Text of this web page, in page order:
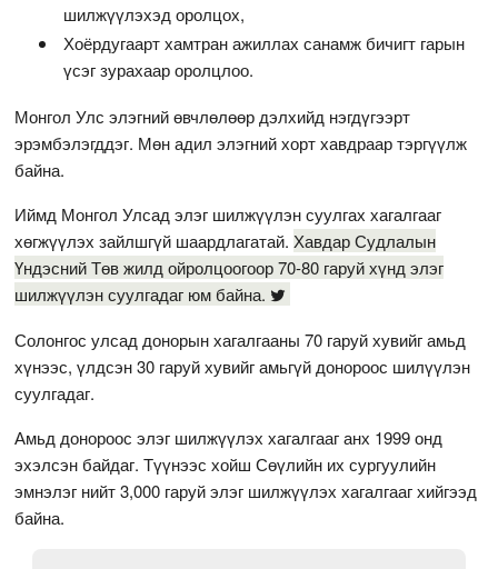
шилжүүлэхэд оролцох,
Хоёрдугаарт хамтран ажиллах санамж бичигт гарын
үсэг зурахаар оролцлоо.
Монгол Улс элэгний өвчлөлөөр дэлхийд нэгдүгээрт
эрэмбэлэгддэг. Мөн адил элэгний хорт хавдраар тэргүүлж
байна.
Иймд Монгол Улсад элэг шилжүүлэн суулгах хагалгааг
хөгжүүлэх зайлшгүй шаардлагатай. Хавдар Судлалын
Үндэсний Төв жилд ойролцоогоор 70-80 гаруй хүнд элэг
шилжүүлэн суулгадаг юм байна.
Солонгос улсад донорын хагалгааны 70 гаруй хувийг амьд
хүнээс, үлдсэн 30 гаруй хувийг амьгүй донороос шилүүлэн
суулгадаг.
Амьд донороос элэг шилжүүлэх хагалгааг анх 1999 онд
эхэлсэн байдаг. Түүнээс хойш Сөүлийн их сургуулийн
эмнэлэг нийт 3,000 гаруй элэг шилжүүлэх хагалгааг хийгээд
байна.